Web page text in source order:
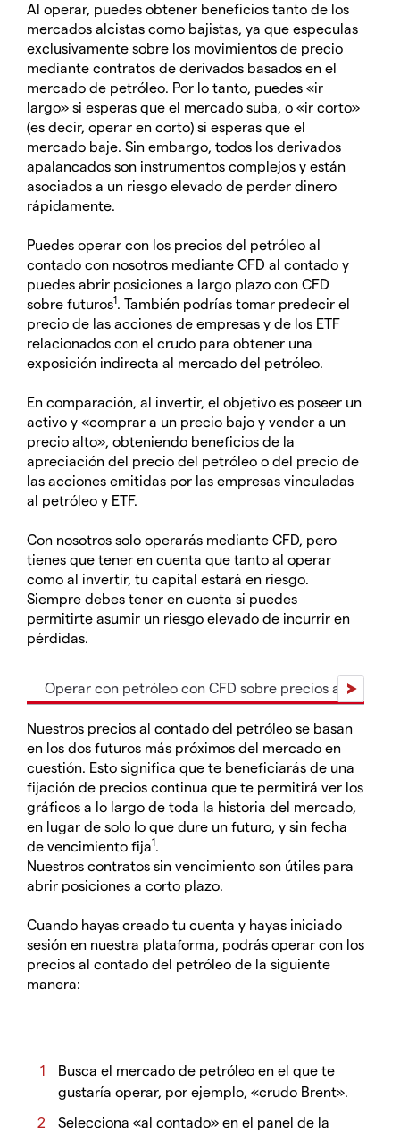
Al operar, puedes obtener beneficios tanto de los
mercados alcistas como bajistas, ya que especulas
exclusivamente sobre los movimientos de precio
mediante contratos de derivados basados en el
mercado de petróleo. Por lo tanto, puedes «ir
largo» si esperas que el mercado suba, o «ir corto»
(es decir, operar en corto) si esperas que el
mercado baje. Sin embargo, todos los derivados
apalancados son instrumentos complejos y están
asociados a un riesgo elevado de perder dinero
rápidamente.
Puedes operar con los precios del petróleo al
contado con nosotros mediante CFD al contado y
puedes abrir posiciones a largo plazo con CFD
sobre futuros1. También podrías tomar predecir el
precio de las acciones de empresas y de los ETF
relacionados con el crudo para obtener una
exposición indirecta al mercado del petróleo.
En comparación, al invertir, el objetivo es poseer un
activo y «comprar a un precio bajo y vender a un
precio alto», obteniendo beneficios de la
apreciación del precio del petróleo o del precio de
las acciones emitidas por las empresas vinculadas
al petróleo y ETF.
Con nosotros solo operarás mediante CFD, pero
tienes que tener en cuenta que tanto al operar
como al invertir, tu capital estará en riesgo.
Siempre debes tener en cuenta si puedes
permitirte asumir un riesgo elevado de incurrir en
pérdidas.
Operar con petróleo con CFD sobre precios al
Nuestros precios al contado del petróleo se basan
en los dos futuros más próximos del mercado en
cuestión. Esto significa que te beneficiarás de una
fijación de precios continua que te permitirá ver los
gráficos a lo largo de toda la historia del mercado,
en lugar de solo lo que dure un futuro, y sin fecha
de vencimiento fija1.
Nuestros contratos sin vencimiento son útiles para
abrir posiciones a corto plazo.
Cuando hayas creado tu cuenta y hayas iniciado
sesión en nuestra plataforma, podrás operar con los
precios al contado del petróleo de la siguiente
manera:
Busca el mercado de petróleo en el que te
gustaría operar, por ejemplo, «crudo Brent».
Selecciona «al contado» en el panel de la